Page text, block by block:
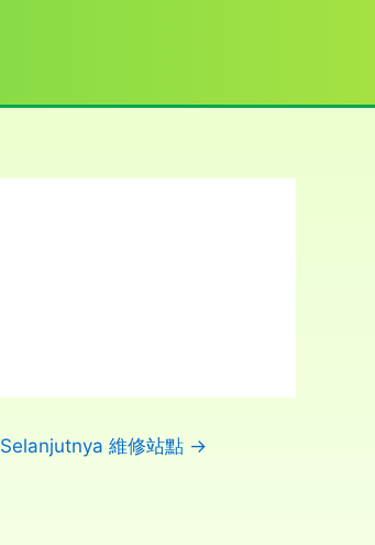
Selanjutnya 維修站點 →